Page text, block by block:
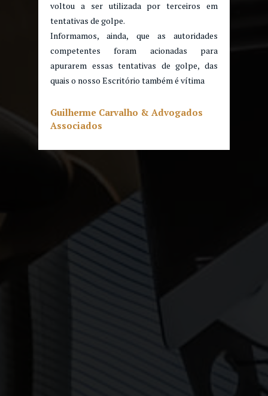
voltou a ser utilizada por terceiros em
tentativas de golpe.
Informamos, ainda, que as autoridades
competentes foram acionadas para
apurarem essas tentativas de golpe, das
quais o nosso Escritório também é vítima
Guilherme Carvalho & Advogados
Associados